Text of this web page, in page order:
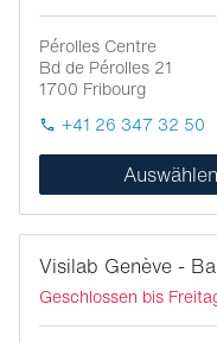
Pérolles Centre
Bd de Pérolles 21
1700 Fribourg
+41 26 347 32 50
Visilab Genève -
Geschlossen bis